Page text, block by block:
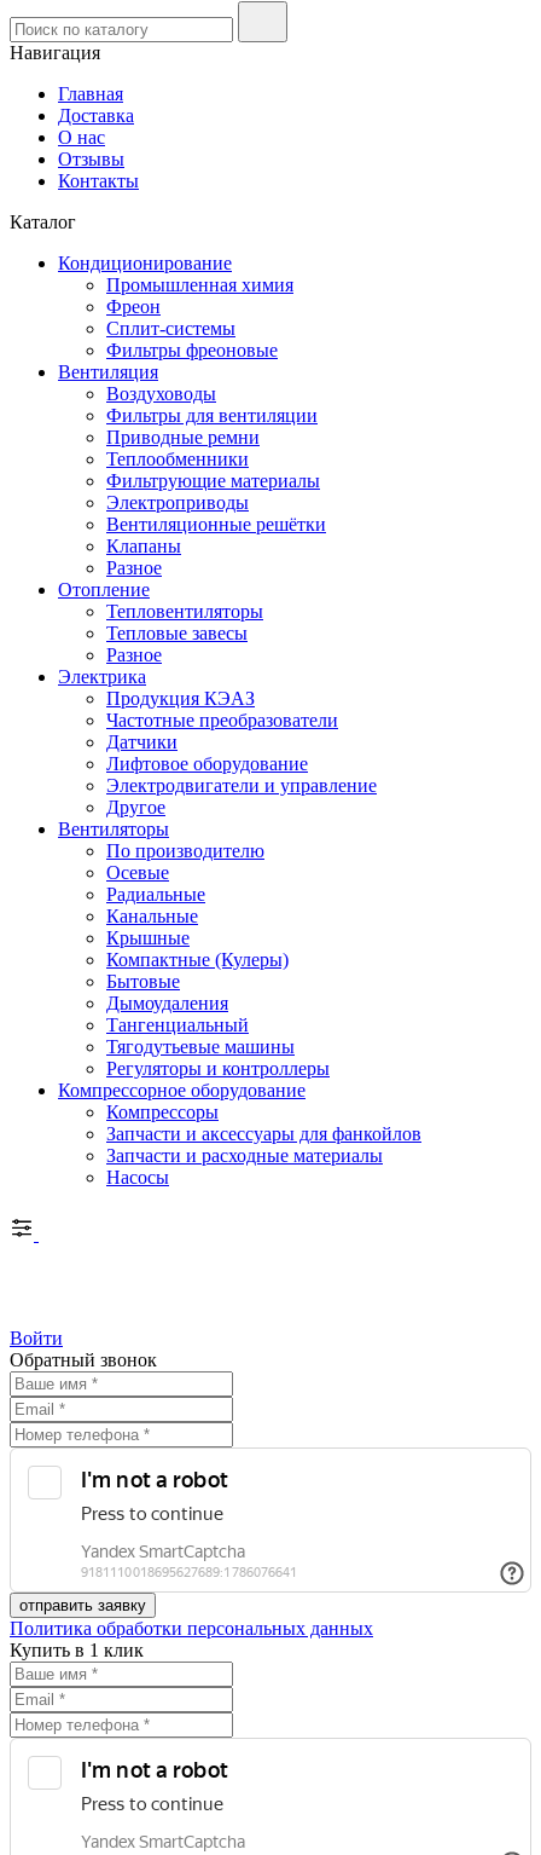
Навигация
Главная
Доставка
О нас
Отзывы
Контакты
Каталог
Кондиционирование
Промышленная химия
Фреон
Сплит-системы
Фильтры фреоновые
Вентиляция
Воздуховоды
Фильтры для вентиляции
Приводные ремни
Теплообменники
Фильтрующие материалы
Электроприводы
Вентиляционные решётки
Клапаны
Разное
Отопление
Тепловентиляторы
Тепловые завесы
Разное
Электрика
Продукция КЭАЗ
Частотные преобразователи
Датчики
Лифтовое оборудование
Электродвигатели и управление
Другое
Вентиляторы
По производителю
Осевые
Радиальные
Канальные
Крышные
Компактные (Кулеры)
Бытовые
Дымоудаления
Тангенциальный
Тягодутьевые машины
Регуляторы и контроллеры
Компрессорное оборудование
Компрессоры
Запчасти и аксессуары для фанкойлов
Запчасти и расходные материалы
Насосы
Войти
Обратный звонок
Политика обработки персональных данных
Купить в 1 клик